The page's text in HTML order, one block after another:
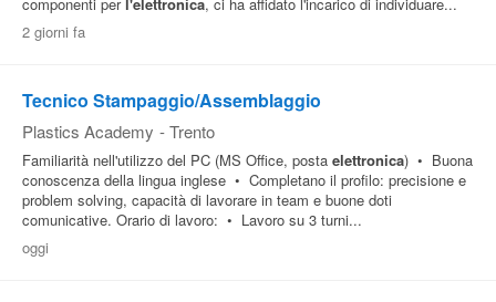
2 giorni fa
Tecnico Stampaggio/Assemblaggio
Plastics Academy - Trento
Familiarità nell'utilizzo del PC (MS Office, posta elettronica) • Buona
conoscenza della lingua inglese • Completano il profilo: precisione e
problem solving, capacità di lavorare in team e buone doti
comunicative. Orario di lavoro: • Lavoro su 3 turni...
oggi